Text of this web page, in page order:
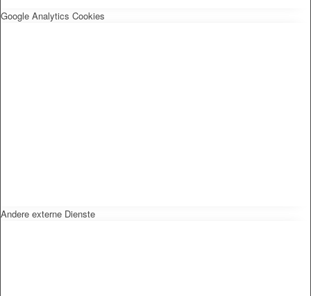
Google Analytics Cookies
Andere externe Dienste